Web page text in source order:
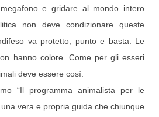
e gridare al mondo intero
non deve condizionare queste
va protetto, punto e basta. Le
hanno colore. Come per gli esseri
deve essere così.
“Il programma animalista per le
vera e propria guida che chiunque